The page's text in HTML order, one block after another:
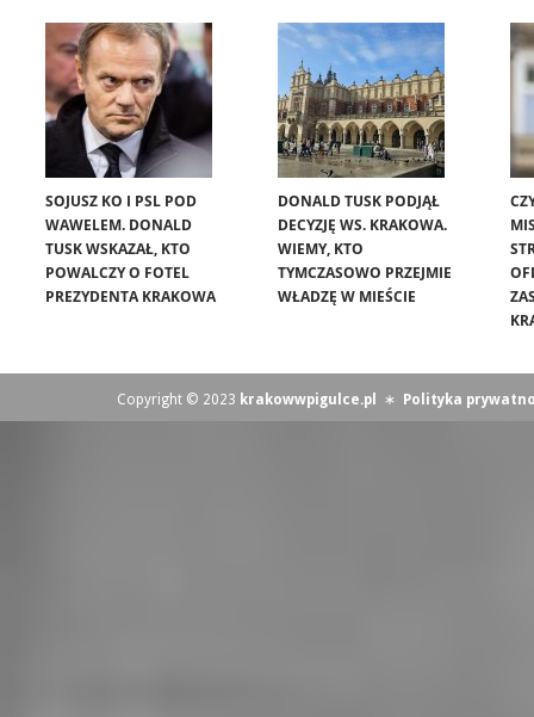
SOJUSZ KO I PSL POD
WAWELEM. DONALD
TUSK WSKAZAŁ, KTO
POWALCZY O FOTEL
PREZYDENTA KRAKOWA
DONALD TUSK PODJĄŁ
DECYZJĘ WS. KRAKOWA.
WIEMY, KTO
TYMCZASOWO PRZEJMIE
WŁADZĘ W MIEŚCIE
Copyright © 2023 krakowwpigulce.pl ∗ Polityka